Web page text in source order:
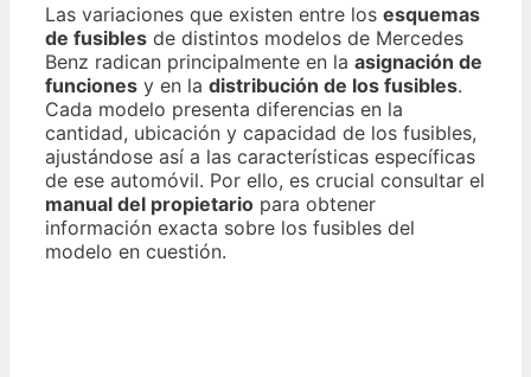
Las variaciones que existen entre los esquemas
de fusibles de distintos modelos de Mercedes
Benz radican principalmente en la asignación de
funciones y en la distribución de los fusibles.
Cada modelo presenta diferencias en la
cantidad, ubicación y capacidad de los fusibles,
ajustándose así a las características específicas
de ese automóvil. Por ello, es crucial consultar el
manual del propietario para obtener
información exacta sobre los fusibles del
modelo en cuestión.